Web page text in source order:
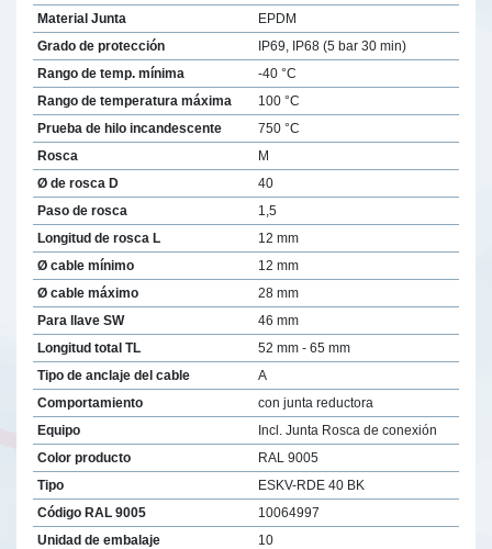
Material Junta
EPDM
Grado de protección
IP69, IP68 (5 bar 30 min)
Rango de temp. mínima
-40 °C
Rango de temperatura máxima
100 °C
Prueba de hilo incandescente
750 °C
Rosca
M
Ø de rosca D
40
Paso de rosca
1,5
Longitud de rosca L
12 mm
Ø cable mínimo
12 mm
Ø cable máximo
28 mm
Para llave SW
46 mm
Longitud total TL
52 mm - 65 mm
Tipo de anclaje del cable
A
Comportamiento
con junta reductora
Equipo
Incl. Junta Rosca de conexión
Color producto
RAL 9005
Tipo
ESKV-RDE 40 BK
Código RAL 9005
10064997
Unidad de embalaje
10